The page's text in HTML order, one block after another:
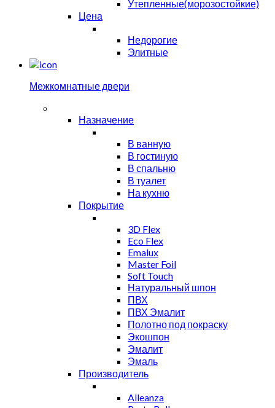
Утепленные(морозостойкие)
Цена
Недорогие
Элитные
Межкомнатные двери
Назначение
В ванную
В гостиную
В спальню
В туалет
На кухню
Покрытие
3D Flex
Eco Flex
Emalux
Master Foil
Soft Touch
Натуральный шпон
ПВХ
ПВХ Эмалит
Полотно под покраску
Экошпон
Эмалит
Эмаль
Производитель
Alleanza